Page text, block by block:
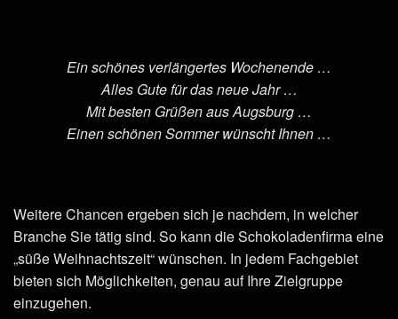
Ein schönes verlängertes Wochenende …
Alles Gute für das neue Jahr …
Mit besten Grüßen aus Augsburg …
Einen schönen Sommer wünscht Ihnen …
Weitere Chancen ergeben sich je nachdem, in welcher
Branche Sie tätig sind. So kann die Schokoladenfirma eine
„süße Weihnachtszeit“ wünschen. In jedem Fachgebiet
bieten sich Möglichkeiten, genau auf Ihre Zielgruppe
einzugehen.